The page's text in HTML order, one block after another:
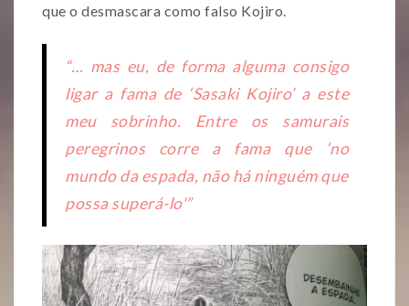
que o desmascara como falso Kojiro.
“… mas eu, de forma alguma consigo
ligar a fama de ‘Sasaki Kojiro’ a este
meu sobrinho. Entre os samurais
peregrinos corre a fama que ‘no
mundo da espada, não há ninguém que
possa superá-lo'”